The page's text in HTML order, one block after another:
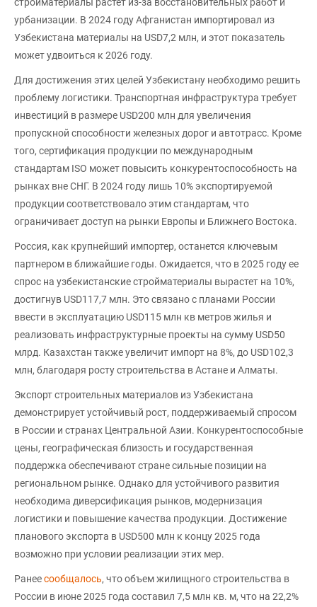
урбанизации. В 2024 году Афганистан импортировал из
Узбекистана материалы на USD7,2 млн, и этот показатель
может удвоиться к 2026 году.
Для достижения этих целей Узбекистану необходимо решить
проблему логистики. Транспортная инфраструктура требует
инвестиций в размере USD200 млн для увеличения
пропускной способности железных дорог и автотрасс. Кроме
того, сертификация продукции по международным
стандартам ISO может повысить конкурентоспособность на
рынках вне СНГ. В 2024 году лишь 10% экспортируемой
продукции соответствовало этим стандартам, что
ограничивает доступ на рынки Европы и Ближнего Востока.
Россия, как крупнейший импортер, останется ключевым
партнером в ближайшие годы. Ожидается, что в 2025 году ее
спрос на узбекистанские стройматериалы вырастет на 10%,
достигнув USD117,7 млн. Это связано с планами России
ввести в эксплуатацию USD115 млн кв метров жилья и
реализовать инфраструктурные проекты на сумму USD50
млрд. Казахстан также увеличит импорт на 8%, до USD102,3
млн, благодаря росту строительства в Астане и Алматы.
Экспорт строительных материалов из Узбекистана
демонстрирует устойчивый рост, поддерживаемый спросом
в России и странах Центральной Азии. Конкурентоспособные
цены, географическая близость и государственная
поддержка обеспечивают стране сильные позиции на
региональном рынке. Однако для устойчивого развития
необходима диверсификация рынков, модернизация
логистики и повышение качества продукции. Достижение
планового экспорта в USD500 млн к концу 2025 года
возможно при условии реализации этих мер.
Ранеесообщалось, что объем жилищного строительства в
России в июне 2025 года составил 7,5 млн кв. м, что на 22,2%